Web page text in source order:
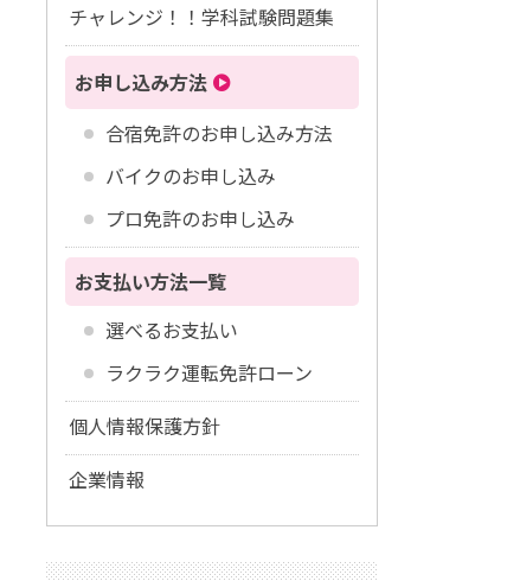
チャレンジ！！学科試験問題集
お申し込み方法
合宿免許のお申し込み方法
バイクのお申し込み
プロ免許のお申し込み
お支払い方法一覧
選べるお支払い
ラクラク運転免許ローン
個人情報保護方針
企業情報